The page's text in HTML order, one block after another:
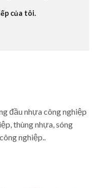
của tôi.
đầu nhựa công nghiệp
thùng nhựa, sóng
nghiệp..